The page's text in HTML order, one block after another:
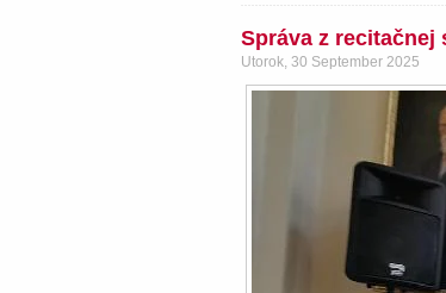
Správa z recitačnej
Utorok, 30 September 2025